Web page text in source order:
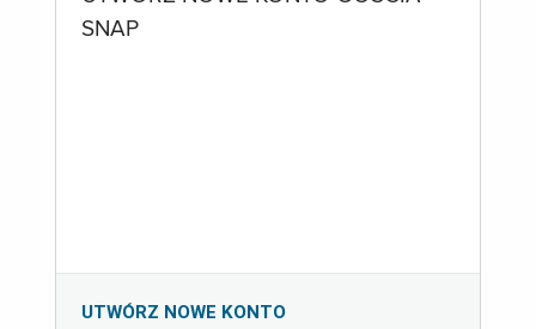
SNAP
UTWÓRZ NOWE KONTO